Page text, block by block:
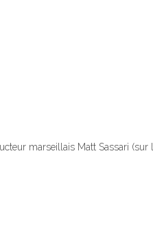
marseillais Matt Sassari (sur